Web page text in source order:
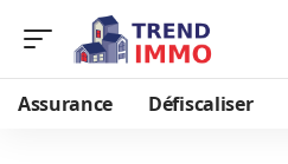
Assurance Défiscaliser